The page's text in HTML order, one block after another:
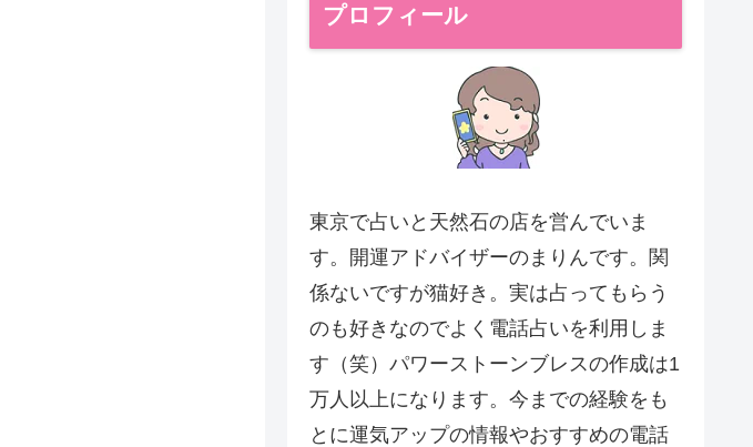
プロフィール
東京で占いと天然石の店を営んでいま
す。開運アドバイザーのまりんです。関
係ないですが猫好き。実は占ってもらう
のも好きなのでよく電話占いを利用しま
す（笑）パワーストーンブレスの作成は1
万人以上になります。今までの経験をも
とに運気アップの情報やおすすめの電話